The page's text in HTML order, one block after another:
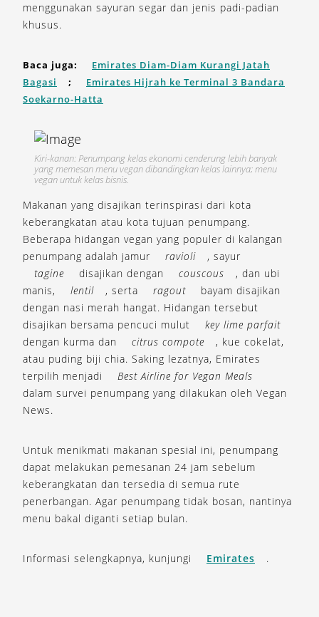
menggunakan sayuran segar dan jenis padi-padian
khusus.
Baca juga:
Emirates Diam-Diam Kurangi Jatah
Bagasi
;
Emirates Hijrah ke Terminal 3 Bandara
Soekarno-Hatta
Kiri-kanan: Penumpang kelas ekonomi cenderung lebih banyak
yang memesan menu vegan dibandingkan kelas lainnya; menu
vegan untuk kelas bisnis.
Makanan yang disajikan terinspirasi dari kota
keberangkatan atau kota tujuan penumpang.
Beberapa hidangan vegan yang populer di kalangan
penumpang adalah jamur
ravioli
, sayur
tagine
disajikan dengan couscous
, dan ubi
manis,
lentil , serta ragout
bayam disajikan
dengan nasi merah hangat. Hidangan tersebut
disajikan bersama pencuci mulut
key lime parfait
dengan kurma dan
citrus compote
, kue cokelat,
atau puding biji chia. Saking lezatnya, Emirates
terpilih menjadi
Best Airline for Vegan Meals
dalam survei penumpang yang dilakukan oleh Vegan
News.
Untuk menikmati makanan spesial ini, penumpang
dapat melakukan pemesanan 24 jam sebelum
keberangkatan dan tersedia di semua rute
penerbangan. Agar penumpang tidak bosan, nantinya
menu bakal diganti setiap bulan.
Informasi selengkapnya, kunjungi Emirates .